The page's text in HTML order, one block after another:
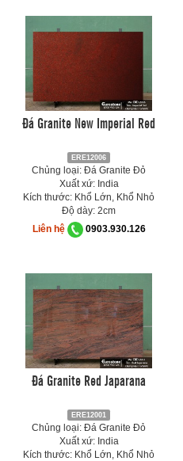
Đá Granite New Imperial Red
ERE12006
Chủng loại: Đá Granite Đỏ
Xuất xứ: India
Kích thước: Khổ Lớn, Khổ Nhỏ
Độ dày: 2cm
Liên hệ
0903.930.126
Đá Granite Red Japarana
ERE12001
Chủng loại: Đá Granite Đỏ
Xuất xứ: India
Kích thước: Khổ Lớn, Khổ Nhỏ